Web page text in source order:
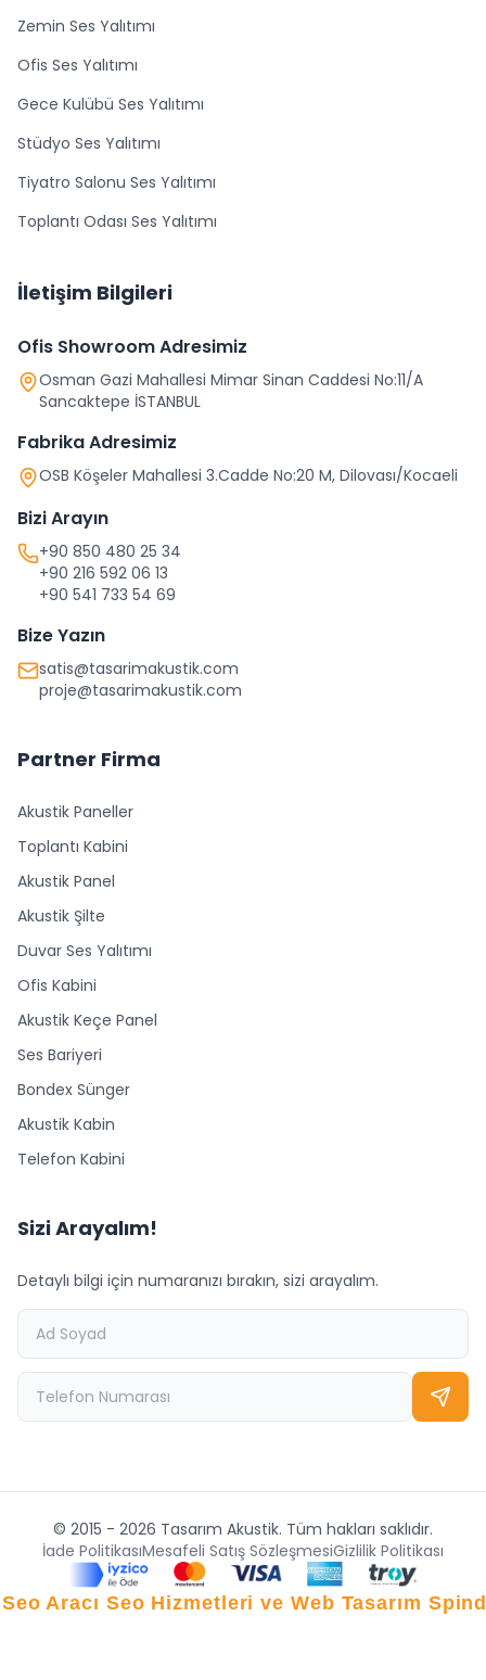
Zemin Ses Yalıtımı
Ofis Ses Yalıtımı
Gece Kulübü Ses Yalıtımı
Stüdyo Ses Yalıtımı
Tiyatro Salonu Ses Yalıtımı
Toplantı Odası Ses Yalıtımı
İletişim Bilgileri
Ofis Showroom Adresimiz
Osman Gazi Mahallesi Mimar Sinan Caddesi No:11/A
Sancaktepe İSTANBUL
Fabrika Adresimiz
OSB Köşeler Mahallesi 3.Cadde No:20 M, Dilovası/Kocaeli
Bizi Arayın
+90 850 480 25 34
+90 216 592 06 13
+90 541 733 54 69
Bize Yazın
satis@tasarimakustik.com
proje@tasarimakustik.com
Partner Firma
Akustik Paneller
Toplantı Kabini
Akustik Panel
Akustik Şilte
Duvar Ses Yalıtımı
Ofis Kabini
Akustik Keçe Panel
Ses Bariyeri
Bondex Sünger
Akustik Kabin
Telefon Kabini
Sizi Arayalım!
Detaylı bilgi için numaranızı bırakın, sizi arayalım.
© 2015 - 2026 Tasarım Akustik. Tüm hakları saklıdır.
İade PolitikasıMesafeli Satış SözleşmesiGizlilik Politikası
Aracı Seo Hizmetleri ve Web Tasarım